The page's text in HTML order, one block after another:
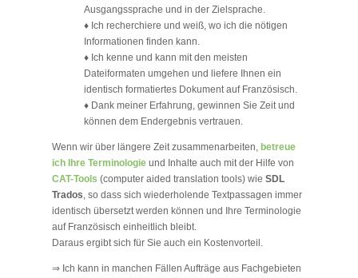
Ausgangssprache und in der Zielsprache.
♦ Ich recherchiere und weiß, wo ich die nötigen
Informationen finden kann.
♦ Ich kenne und kann mit den meisten
Dateiformaten umgehen und liefere Ihnen ein
identisch formatiertes Dokument auf Französisch.
♦ Dank meiner Erfahrung, gewinnen Sie Zeit und
können dem Endergebnis vertrauen.
Wenn wir über längere Zeit zusammenarbeiten, betreue
ich Ihre Terminologieund Inhalte auch mit der Hilfe von
CAT-Tools (computer aided translation tools) wie SDL
Trados, so dass sich wiederholende Textpassagen immer
identisch übersetzt werden können und Ihre Terminologie
auf Französisch einheitlich bleibt.
Daraus ergibt sich für Sie auch ein Kostenvorteil.
⇒ Ich kann in manchen Fällen Aufträge aus Fachgebieten